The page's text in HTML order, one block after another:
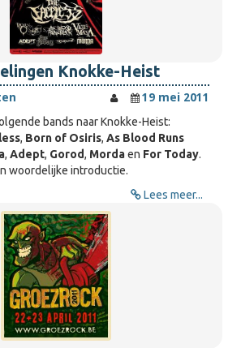
Knokke-Heist
19 mei 2011
bands naar Knokke-Heist:
, Born of Osiris, As Blood Runs
, Adept, Gorod, Mordaen For Today.
woordelijke introductie.
Lees meer...